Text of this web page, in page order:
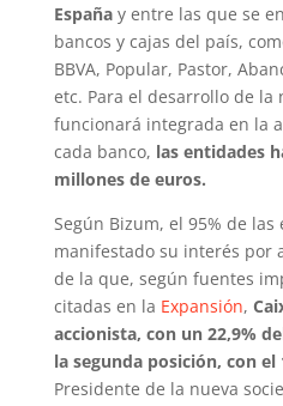
Españay entre las que se
bancos y cajas del país,
BBVA, Popular, Pastor,
etc. Para el desarrollo de la
funcionará integrada en la
cada banco, las entidades
millones de euros.
Según Bizum, el 95% de
manifestado su interés por
de la que, según fuentes
citadas en la Expansión,
accionista, con un 22,9%
la segunda posición, con el
Presidente de la nueva